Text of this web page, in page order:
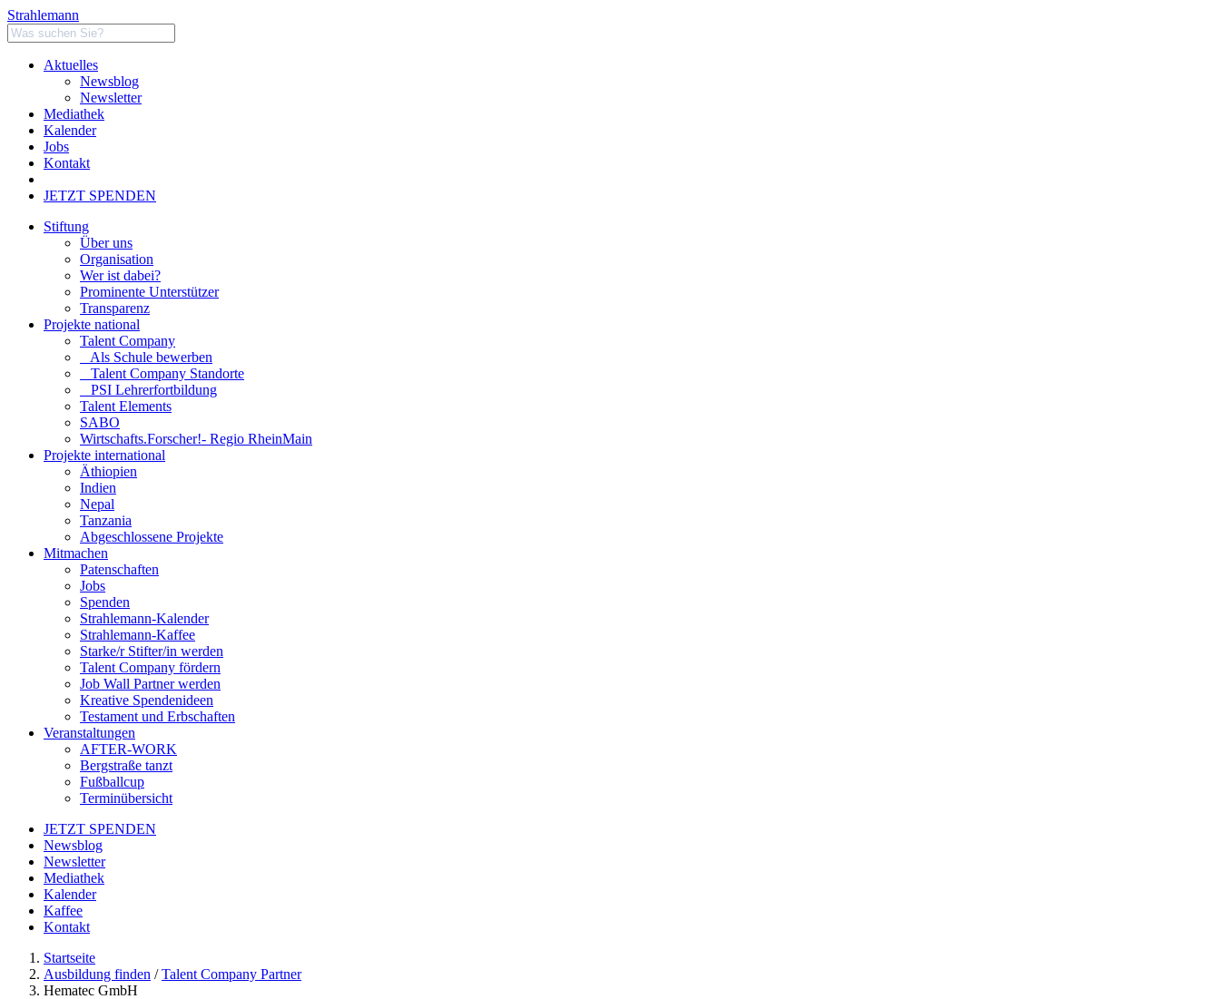
Strahlemann
Aktuelles
Newsblog
Newsletter
Mediathek
Kalender
Jobs
Kontakt
JETZT SPENDEN
Stiftung
Über uns
Organisation
Wer ist dabei?
Prominente Unterstützer
Transparenz
Projekte national
Talent Company
Als Schule bewerben
Talent Company Standorte
PSI Lehrerfortbildung
Talent Elements
SABO
Wirtschafts.Forscher!- Regio RheinMain
Projekte international
Äthiopien
Indien
Nepal
Tanzania
Abgeschlossene Projekte
Mitmachen
Patenschaften
Jobs
Spenden
Strahlemann-Kalender
Strahlemann-Kaffee
Starke/r Stifter/in werden
Talent Company fördern
Job Wall Partner werden
Kreative Spendenideen
Testament und Erbschaften
Veranstaltungen
AFTER-WORK
Bergstraße tanzt
Fußballcup
Terminübersicht
JETZT SPENDEN
Newsblog
Newsletter
Mediathek
Kalender
Kaffee
Kontakt
Startseite
Ausbildung finden /Talent Company Partner
Hematec GmbH